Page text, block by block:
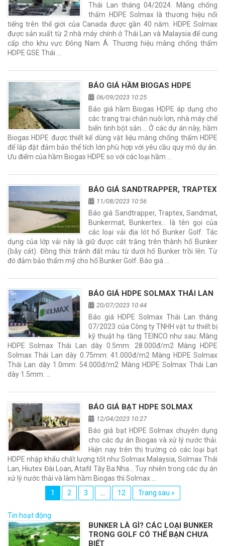
Thái Lan tháng 04/2024. Màng chống
thấm HDPE Solmax là thương hiệu nổi
tiếng trên thế giới của Canada được gần 40 năm. HDPE Solmax
được sản xuất từ 2 nhà máy chính ở Thái Lan và Malaysia để cung
cấp cho khu vực Đông Nam Á. Thương hiệu màng chống thấm
HDPE GSE Thái …
BÁO GIÁ HẦM BIOGAS HDPE
06/09/2023 10:25
Báo giá hầm Biogas HDPE áp dụng cho
các trang trại chăn nuôi lợn, nhà máy chế
biến tinh bột sắn.... Ở các dự án này, hầm
Biogas HDPE được thiết kế dùng vật liệu màng chống thấm HDPE
để lắp đặt đảm bảo thể tích lớn phù hợp với yêu cầu quy mô dự án.
Ưu điểm của hầm Biogas HDPE so với các loại hầm …
BÁO GIÁ SANDTRAPPER, TRAPTEX
11/08/2023 10:56
Báo giá Sandtrapper, Traptex, Sandmat,
Bunkermat, Bunkertex... là tên gọi của
các loại vải địa lót hố Bunker Golf. Tác
dụng của lớp vải này là giữ được cát trắng trên thành hố Bunker
(bẫy cát). Đồng thời tránh đất màu từ dưới hố Bunker trồi lên. Từ
đó đảm bảo thẩm mỹ cho hố Bunker Golf. Báo giá …
BÁO GIÁ HDPE SOLMAX THÁI LAN
20/07/2023 10:44
Báo giá HDPE Solmax Thái Lan tháng
07/2023 của Công ty TNHH vật tư thiết bị
kỹ thuật hạ tầng TEINCO như sau: Màng
HDPE Solmax Thái Lan dày 0.5mm: 28.000đ/m2 Màng HDPE
Solmax Thái Lan dày 0.75mm: 41.000đ/m2 Màng HDPE Solmax
Thái Lan dày 1.0mm: 54.000đ/m2 Màng HDPE Solmax Thái Lan
dày 1.5mm: …
BÁO GIÁ BẠT HDPE SOLMAX
12/04/2023 10:27
Báo giá bạt HDPE Solmax chuyên dụng
cho các dự án Biogas và xử lý nước thải.
Hiện nay trên thị trường có các loại bạt
HDPE nhập khẩu chất lượng tốt như Solmax Malaysia, Solmax Thái
Lan, Hiutex Đài Loan, Atafil Tây Ba Nha... Tuy nhiên trong các dự án
xử lý nước thải và làm hầm Biogas thì Solmax …
1
2 3 12 Trang sau »
Tin hoạt động
BUNKER LÀ GÌ? CÁC LOẠI BUNKER
TRONG GOLF CÓ THỂ BẠN CHƯA
BIẾT